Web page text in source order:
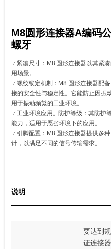
M8圆形连接器A编码
螺牙
☑紧凑尺寸：M8 圆形连接器以其紧
用场景。
☑螺纹锁定机制：M8 圆形连接器配
接的安全性与稳定性。它能防止因振
用于振动频繁的工业环境。
☑工业环境应用。防护等级：其防护
能力，适用于恶劣环境下的应用。
☑引脚配置：M8 圆形连接器提供多
计，以满足不同的信号传输需求。
说明
要达到
证连接